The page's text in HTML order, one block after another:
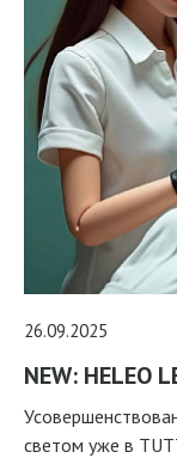
26.09.2025
NEW: HELEO
светом уже в